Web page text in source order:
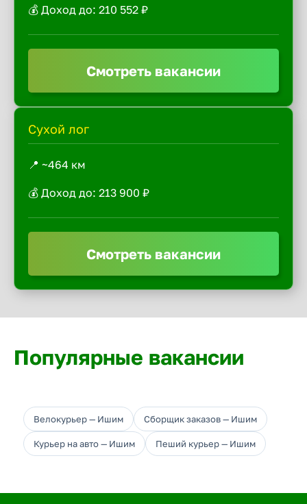
💰 Доход до: 210 552 ₽
Смотреть вакансии
Сухой лог
📍 ~464 км
💰 Доход до: 213 900 ₽
Смотреть вакансии
Популярные вакансии
Велокурьер — Ишим Сборщик заказов — Ишим
Курьер на авто — Ишим Пеший курьер — Ишим